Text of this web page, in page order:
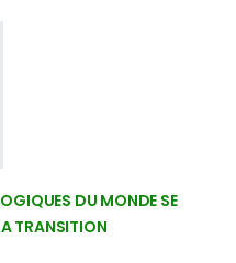
DU MONDE SE
TRANSITION